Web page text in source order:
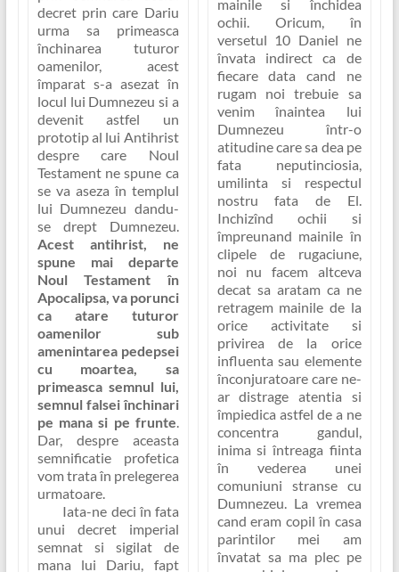
decret prin care Dariu
urma sa primeasca
închinarea tuturor
oamenilor, acest
împarat s-a asezat în
locul lui Dumnezeu si a
devenit astfel un
prototip al lui Antihrist
despre care Noul
Testament ne spune ca
se va aseza în templul
lui Dumnezeu dandu-
se drept Dumnezeu.
Acest antihrist, ne
spune mai departe
Noul Testament în
Apocalipsa, va porunci
ca atare tuturor
oamenilor sub
amenintarea pedepsei
cu moartea, sa
primeasca semnul lui,
semnul falsei închinari
pe mana si pe frunte.
Dar, despre aceasta
semnificatie profetica
vom trata în prelegerea
urmatoare.
Iata-ne deci în fata
unui decret imperial
semnat si sigilat de
mana lui Dariu, fapt
mainile si închidea
ochii. Oricum, în
versetul 10 Daniel ne
învata indirect ca de
fiecare data cand ne
rugam noi trebuie sa
venim înaintea lui
Dumnezeu într-o
atitudine care sa dea pe
fata neputinciosia,
umilinta si respectul
nostru fata de El.
Inchizînd ochii si
împreunand mainile în
clipele de rugaciune,
noi nu facem altceva
decat sa aratam ca ne
retragem mainile de la
orice activitate si
privirea de la orice
influenta sau elemente
înconjuratoare care ne-
ar distrage atentia si
împiedica astfel de a ne
concentra gandul,
inima si întreaga fiinta
în vederea unei
comuniuni stranse cu
Dumnezeu. La vremea
cand eram copil în casa
parintilor mei am
învatat sa ma plec pe